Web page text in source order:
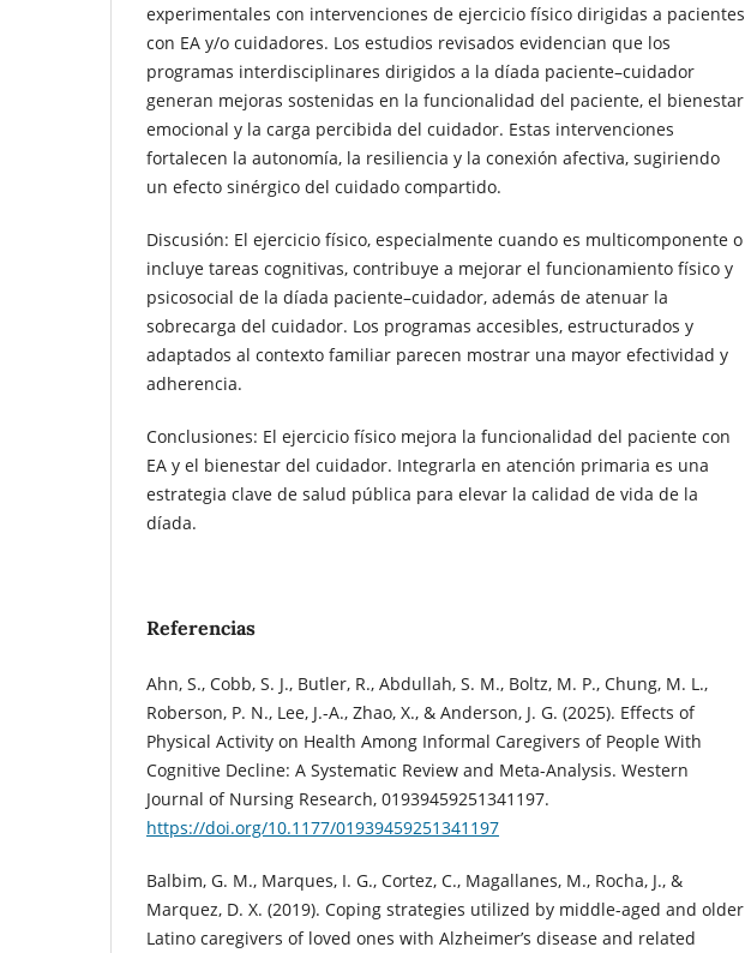
experimentales con intervenciones de ejercicio físico dirigidas a pacientes
con EA y/o cuidadores. Los estudios revisados evidencian que los
programas interdisciplinares dirigidos a la díada paciente–cuidador
generan mejoras sostenidas en la funcionalidad del paciente, el bienestar
emocional y la carga percibida del cuidador. Estas intervenciones
fortalecen la autonomía, la resiliencia y la conexión afectiva, sugiriendo
un efecto sinérgico del cuidado compartido.
Discusión: El ejercicio físico, especialmente cuando es multicomponente o
incluye tareas cognitivas, contribuye a mejorar el funcionamiento físico y
psicosocial de la díada paciente–cuidador, además de atenuar la
sobrecarga del cuidador. Los programas accesibles, estructurados y
adaptados al contexto familiar parecen mostrar una mayor efectividad y
adherencia.
Conclusiones: El ejercicio físico mejora la funcionalidad del paciente con
EA y el bienestar del cuidador. Integrarla en atención primaria es una
estrategia clave de salud pública para elevar la calidad de vida de la
díada.
Referencias
Ahn, S., Cobb, S. J., Butler, R., Abdullah, S. M., Boltz, M. P., Chung, M. L.,
Roberson, P. N., Lee, J.-A., Zhao, X., & Anderson, J. G. (2025). Effects of
Physical Activity on Health Among Informal Caregivers of People With
Cognitive Decline: A Systematic Review and Meta-Analysis. Western
Journal of Nursing Research, 01939459251341197.
https://doi.org/10.1177/01939459251341197
Balbim, G. M., Marques, I. G., Cortez, C., Magallanes, M., Rocha, J., &
Marquez, D. X. (2019). Coping strategies utilized by middle-aged and older
Latino caregivers of loved ones with Alzheimer’s disease and related